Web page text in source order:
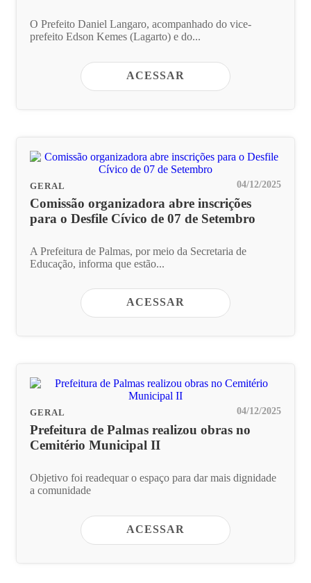
O Prefeito Daniel Langaro, acompanhado do vice-
prefeito Edson Kemes (Lagarto) e do...
ACESSAR
GERAL 04/12/2025
Comissão organizadora abre inscrições
para o Desfile Cívico de 07 de Setembro
A Prefeitura de Palmas, por meio da Secretaria de
Educação, informa que estão...
ACESSAR
GERAL 04/12/2025
Prefeitura de Palmas realizou obras no
Cemitério Municipal II
Objetivo foi readequar o espaço para dar mais dignidade
a comunidade
ACESSAR